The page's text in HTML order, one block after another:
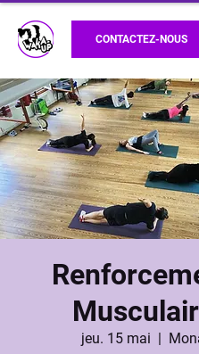
CONTACTEZ-NOUS
jeu. 15 mai
  |